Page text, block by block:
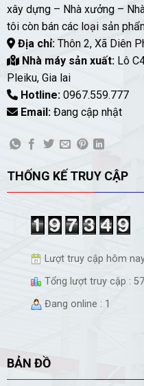
xây dựng – Nhà xưởng –
tôi còn bán các loại sản
Địa chỉ:Thôn 2, Xã Diên
Nhà máy sản xuất:Lô
Pleiku, Gia lai
Hotline:0967.559.777
Email:Đang cập nhật
THỐNG KẾ TRUY CẬP
Lượt truy cập hôm
Tổng lượt truy cập :
Đang online : 1
BẢN ĐỒ